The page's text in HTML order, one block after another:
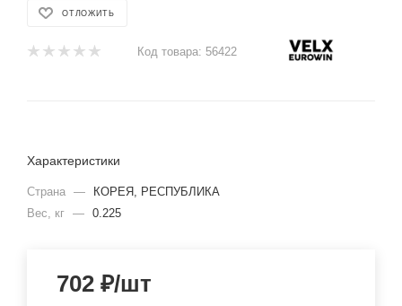
ОТЛОЖИТЬ
Код товара: 56422
Характеристики
Страна —
КОРЕЯ, РЕСПУБЛИКА
Вес, кг — 0.225
702 ₽/шт